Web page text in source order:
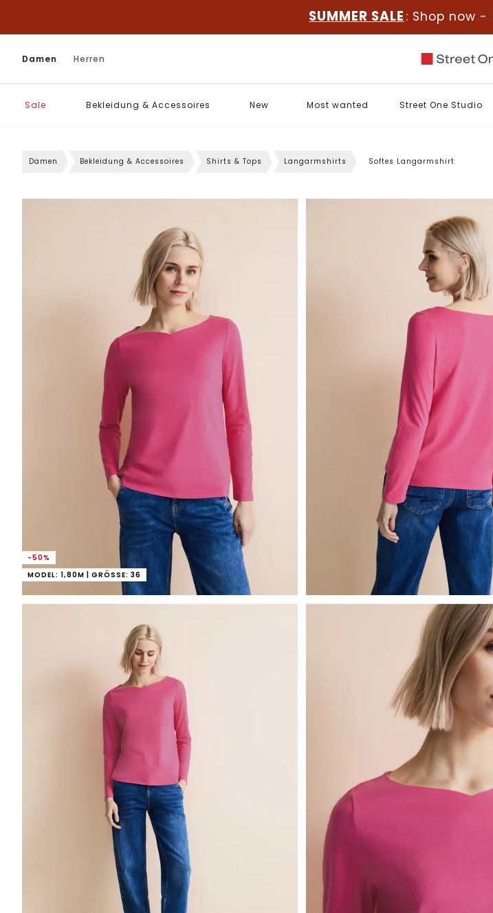
SUMMER SALE : Shop now -
Damen Herren
Sale Bekleidung & Accessoires New Most wanted Street One Studio
Damen Bekleidung & Accessoires Shirts & Tops Langarmshirts Softes Langarmshirt
-50%
MODEL: 1,80M | GRÖSSE: 36